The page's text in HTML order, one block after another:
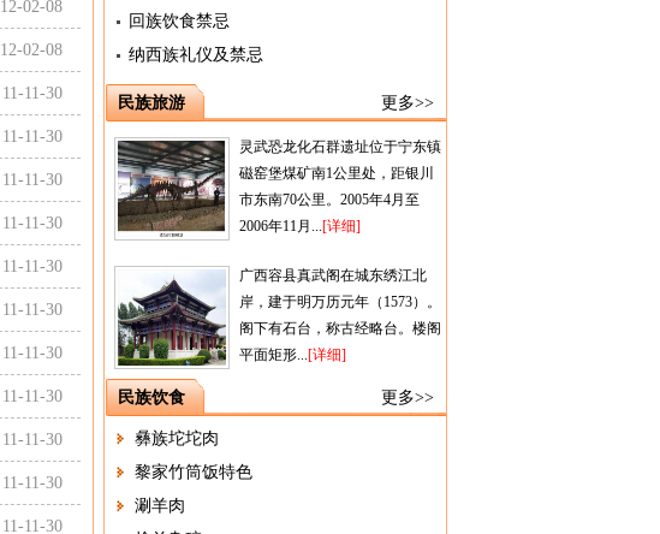
12-02-08
12-02-08
11-11-30
11-11-30
11-11-30
11-11-30
11-11-30
11-11-30
11-11-30
11-11-30
11-11-30
11-11-30
11-11-30
回族饮食禁忌
纳西族礼仪及禁忌
更多>>
民族旅游
灵武恐龙化石群遗址位于宁东镇
磁窑堡煤矿南1公里处，距银川
市东南70公里。2005年4月至
2006年11月...[详细]
广西容县真武阁在城东绣江北
岸，建于明万历元年（1573）。
阁下有石台，称古经略台。楼阁
平面矩形...[详细]
更多>>
民族饮食
彝族坨坨肉
黎家竹筒饭特色
涮羊肉